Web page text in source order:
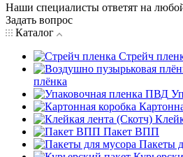
Наши специалисты ответят на
Задать вопрос
Каталог
Стрейч
плёнка
Пакет ВПП
Пакеты